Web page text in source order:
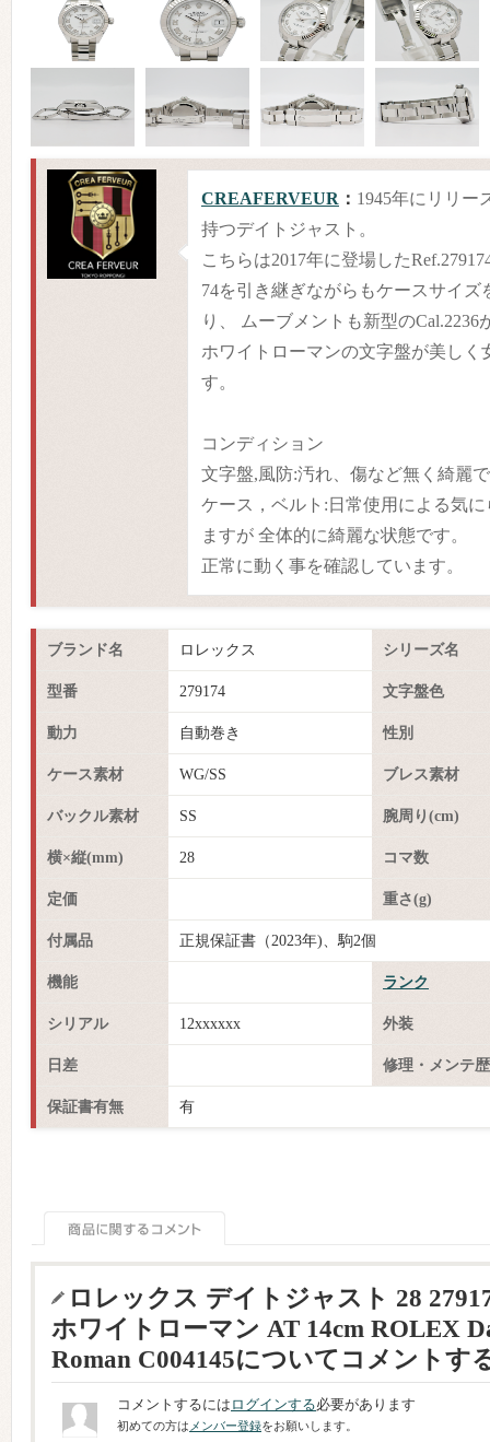
CREAFERVEUR ： 1945年にリリー
持つデイトジャスト。
こちらは2017年に登場した
74を引き継ぎながらもケースサイズ
り、 ムーブメントも新型のCal.2236
ホワイトローマンの文字盤が美しく
す。
コンディション
文字盤,風防:汚れ、傷など無く綺麗
ケース，ベルト:日常使用による気
ますが 全体的に綺麗な状態です。
正常に動く事を確認しています。
ブランド名 ロレックス シリーズ名
型番 279174 文字盤色
動力 自動巻き 性別
ケース素材 WG/SS ブレス素材
バックル素材 SS 腕周り(cm)
横×縦(mm) 28 コマ数
定価 重さ(g)
付属品 正規保証書（2023年)、駒2個
機能 ランク
シリアル 12xxxxxx 外装
日差 修理・メンテ歴
保証書有無 有
ロレックス デイトジャスト 28
ホワイトローマン AT 14cm ROLEX
Roman C004145についてコメントす
コメントするには ログインする必要があります
初めての方は メンバー登録をお願いします。